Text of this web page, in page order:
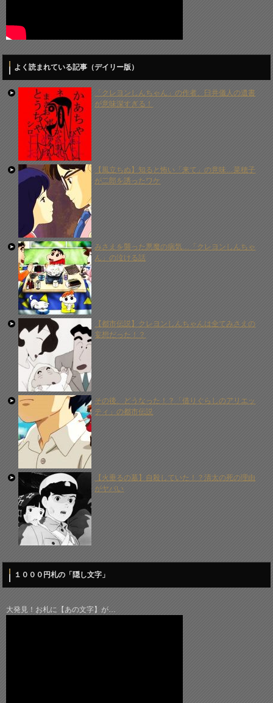
よく読まれている記事（デイリー版）
「クレヨンしんちゃん」の作者、臼井儀人の遺書
が意味深すぎる！
【風立ちぬ】知ると怖い「来て」の意味…菜穂子
が二郎を誘ったワケ
みさえを襲った悪魔の病気…「クレヨンしんちゃ
ん」の泣ける話
【都市伝説】クレヨンしんちゃんは全てみさえの
妄想だった！？
その後、どうなった！？「借りぐらしのアリエッ
ティ」の都市伝説
【火垂るの墓】自殺していた！？清太の死の理由
がヤバい
１０００円札の「隠し文字」
大発見！お札に【あの文字】が…